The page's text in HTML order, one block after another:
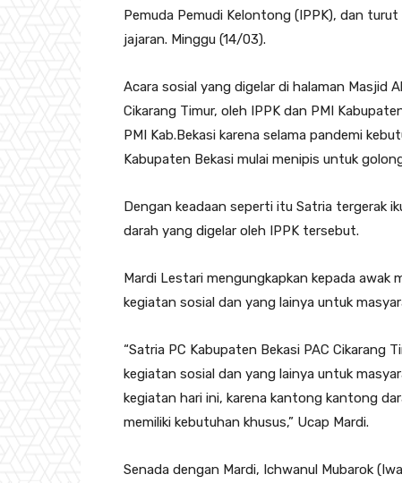
Pemuda Pemudi Kelontong (IPPK), dan
jajaran. Minggu (14/03).
Acara sosial yang digelar di halaman Masjid
Cikarang Timur, oleh IPPK dan PMI
PMI Kab.Bekasi karena selama pandemi
Kabupaten Bekasi mulai menipis untuk
Dengan keadaan seperti itu Satria tergerak
darah yang digelar oleh IPPK tersebut.
Mardi Lestari mengungkapkan kepada awak
kegiatan sosial dan yang lainya untuk
“Satria PC Kabupaten Bekasi PAC Cikarang
kegiatan sosial dan yang lainya untuk
kegiatan hari ini, karena kantong kantong
memiliki kebutuhan khusus,” Ucap Mardi.
Senada dengan Mardi, Ichwanul Mubarok